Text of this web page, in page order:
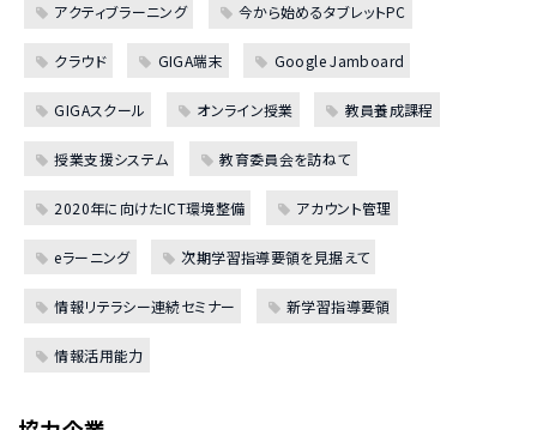
アクティブラーニング 今から始めるタブレットPC
クラウド GIGA端末 Google Jamboard
GIGAスクール オンライン授業 教員養成課程
授業支援システム 教育委員会を訪ねて
2020年に向けたICT環境整備 アカウント管理
eラーニング 次期学習指導要領を見据えて
情報リテラシー連続セミナー 新学習指導要領
情報活用能力